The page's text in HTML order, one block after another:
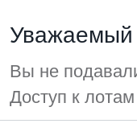
Уважаемый
Вы не
Доступ к